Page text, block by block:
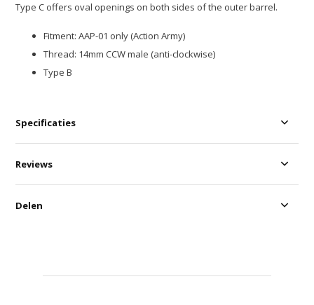
Type C offers oval openings on both sides of the outer barrel.
Fitment: AAP-01 only (Action Army)
Thread: 14mm CCW male (anti-clockwise)
Type B
Specificaties
Reviews
Delen